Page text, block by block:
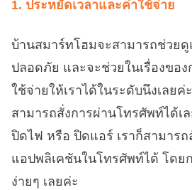
1. ประหยัดเวลาและค่าใช้จ่าย
บ้านสมาร์ทโฮมจะสามารถช่วยดู
ปลอดภัย และจะช่วยในเรื่องขอ
ใช้จ่ายให้เราได้ในระดับนึงเลยค่
สามารถสั่งการผ่านโทรศัพท์ได้เ
ปิดไฟ หรือ ปิดแอร์ เราก็สามารถ
แอปพลิเคชันในโทรศัพท์ได้ โดย
ง่ายๆ เลยค่ะ